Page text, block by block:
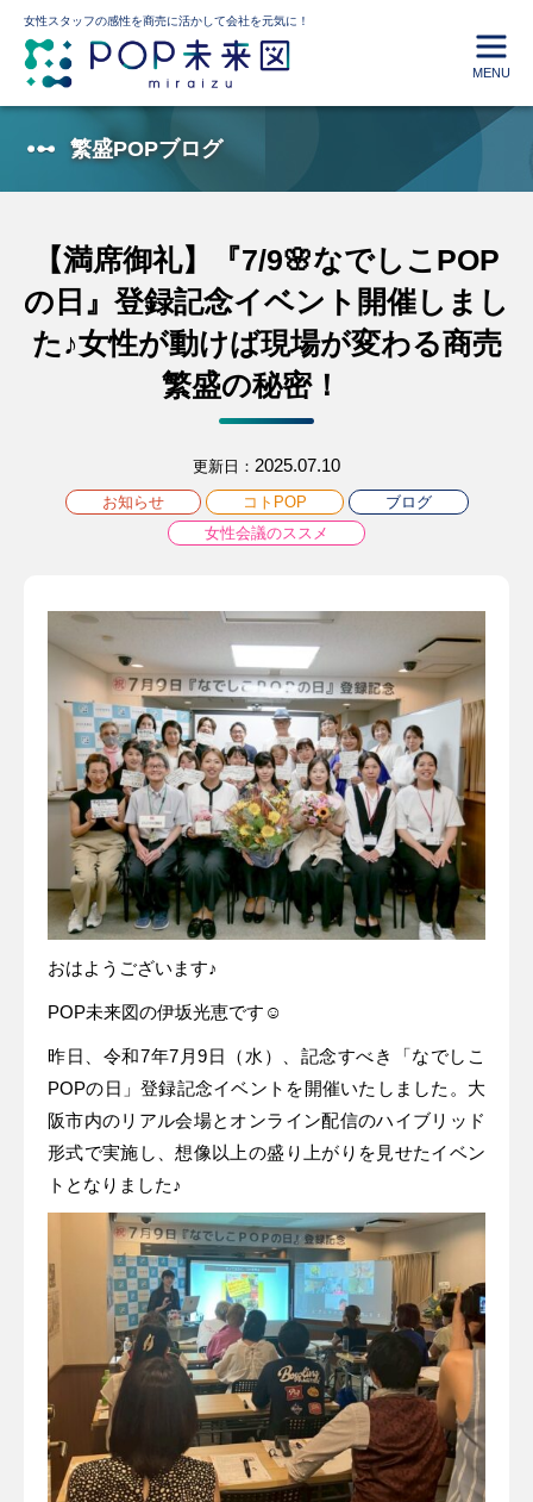
女性スタッフの感性を商売に活かして会社を元気に！
MENU
繁盛POPブログ
【満席御礼】『7/9🌸なでしこPOP
の日』登録記念イベント開催しまし
た♪女性が動けば現場が変わる商売
繁盛の秘密！
更新日： 2025.07.10
お知らせ コトPOP
ブログ
女性会議のススメ
おはようございます♪
POP未来図の伊坂光恵です☺
昨日、令和7年7月9日（水）、記念すべき「なでしこ
POPの日」登録記念イベントを開催いたしました。大
阪市内のリアル会場とオンライン配信のハイブリッド
形式で実施し、想像以上の盛り上がりを見せたイベン
トとなりました♪